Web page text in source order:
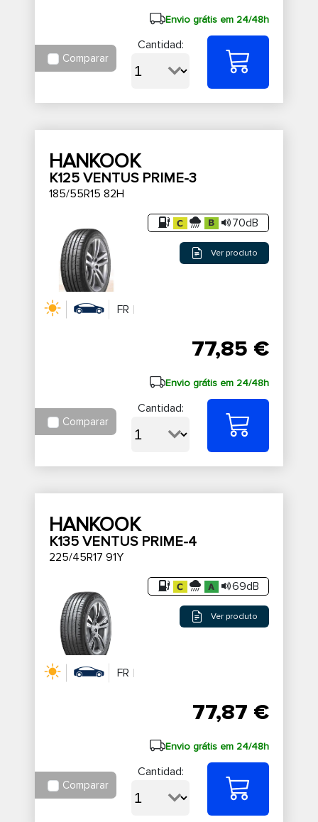
Envio grátis em 24/48h
Comparar
Cantidad:
HANKOOK
K125 VENTUS PRIME-3
185/55R15 82H
70dB
Ver produto
FR
77,85 €
Envio grátis em 24/48h
Comparar
Cantidad:
HANKOOK
K135 VENTUS PRIME-4
225/45R17 91Y
69dB
Ver produto
FR
77,87 €
Envio grátis em 24/48h
Comparar
Cantidad: